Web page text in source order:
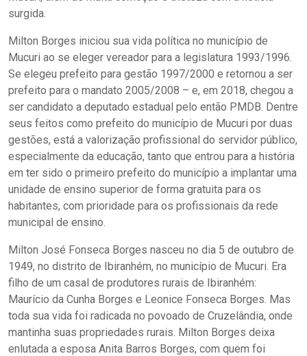
surgida.
Milton Borges iniciou sua vida política no município de
Mucuri ao se eleger vereador para a legislatura 1993/1996.
Se elegeu prefeito para gestão 1997/2000 e retornou a ser
prefeito para o mandato 2005/2008 – e, em 2018, chegou a
ser candidato a deputado estadual pelo então PMDB. Dentre
seus feitos como prefeito do município de Mucuri por duas
gestões, está a valorização profissional do servidor público,
especialmente da educação, tanto que entrou para a história
em ter sido o primeiro prefeito do município a implantar uma
unidade de ensino superior de forma gratuita para os
habitantes, com prioridade para os profissionais da rede
municipal de ensino.
Milton José Fonseca Borges nasceu no dia 5 de outubro de
1949, no distrito de Ibiranhém, no município de Mucuri. Era
filho de um casal de produtores rurais de Ibiranhém:
Maurício da Cunha Borges e Leonice Fonseca Borges. Mas
toda sua vida foi radicada no povoado de Cruzelândia, onde
mantinha suas propriedades rurais. Milton Borges deixa
enlutada a esposa Anita Barros Borges, com quem foi